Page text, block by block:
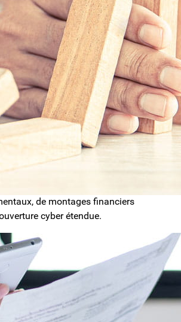
aux profils atypiques, de
évoluant dans des secteurs
nous avons fondé
intervient pour identifier
de vos risques et négocier, en
indépendance, les solutions
auprès des acteurs spécialisés du
et sa branche courtage, vous avez
optimale, qu'il s'agisse de
de montages financiers
cyber étendue.
VOTRE DEVIS
AVEC CMMA ASSURANCE
d'une assurance
une analyse rigoureuse.